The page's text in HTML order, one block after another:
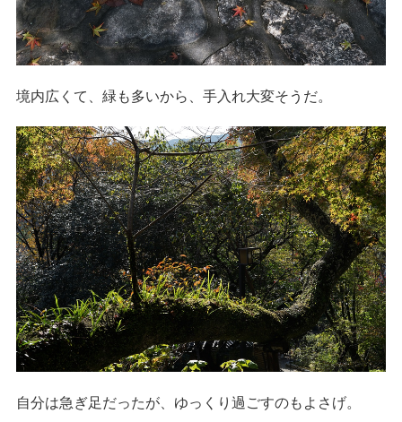
境内広くて、緑も多いから、手入れ大変そうだ。
自分は急ぎ足だったが、ゆっくり過ごすのもよさげ。